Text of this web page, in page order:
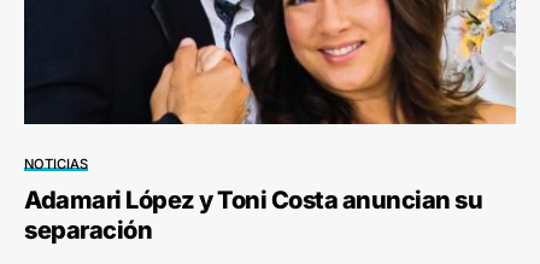
NOTICIAS
Adamari López y Toni Costa anuncian su
separación